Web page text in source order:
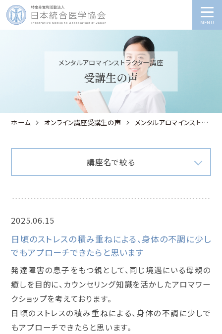
MENU
メンタルアロマインストラクター講座
受講生の声
ホーム オンライン講座受講生の声 メンタルアロマインストラクター講座
講座名で絞る
2025.06.15
日頃のストレスの積み重ねによる、身体の不調に少し
でもアプローチできたらと思います
発達障害の息子をもつ親として、同じ境遇にいる母親の
癒しを目的に、カウンセリング知識を活かしたアロマワー
クショップを考えております。
日頃のストレスの積み重ねによる、身体の不調に少しで
もアプローチできたらと思います。